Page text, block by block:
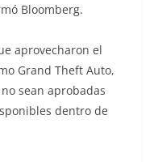
Bloomberg.
aprovecharon el
Grand Theft Auto,
sean aprobadas
dentro de